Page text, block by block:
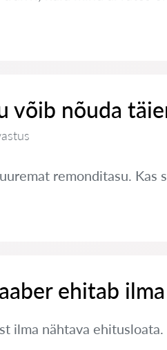
võib nõuda
remonditasu. Kas
ehitab
ilma nähtava ehitusloata.